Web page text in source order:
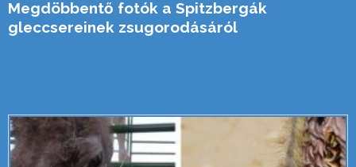
Megdöbbentő fotók a Spitzbergák
gleccsereinek zsugorodásáról